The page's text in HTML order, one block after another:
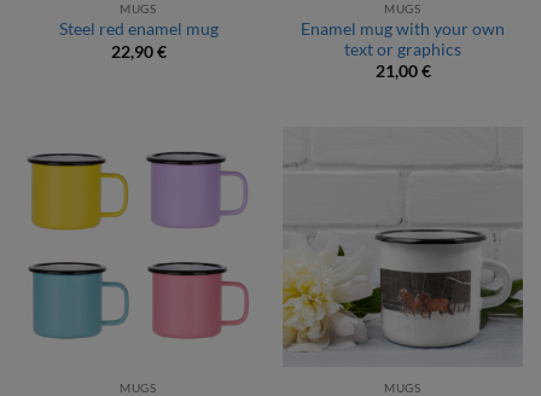
MUGS
Steel red enamel mug
22,90€
MUGS
Enamel mug with your own
text or graphics
21,00€
MUGS MUGS